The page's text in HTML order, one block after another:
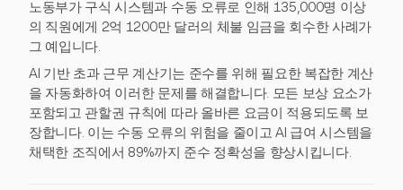
노동부가 구식 시스템과 수동 오류로 인해 135,000명 이상
의 직원에게 2억 1200만 달러의 체불 임금을 회수한 사례가
그 예입니다.
AI 기반 초과 근무 계산기는 준수를 위해 필요한 복잡한 계산
을 자동화하여 이러한 문제를 해결합니다. 모든 보상 요소가
포함되고 관할권 규칙에 따라 올바른 요금이 적용되도록 보
장합니다. 이는 수동 오류의 위험을 줄이고 AI 급여 시스템을
채택한 조직에서 89%까지 준수 정확성을 향상시킵니다.